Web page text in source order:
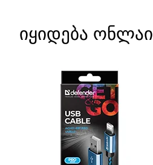
Leave A
კომენტარის
იყიდება